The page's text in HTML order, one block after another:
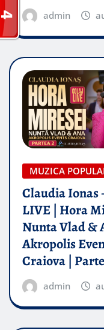
admin
MUZICA
Claudia Ionas
LIVE | Hora
Nunta Vlad &
Akropolis
Craiova |
admin